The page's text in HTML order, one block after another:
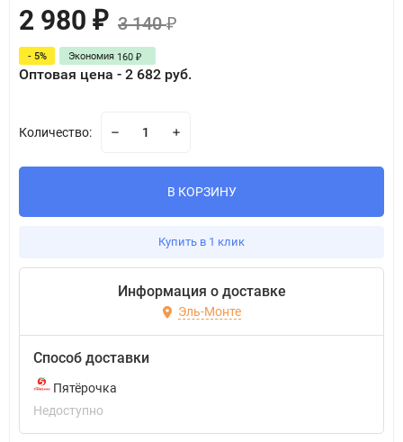
2 980 ₽ 3 140₽
- 5% Экономия 160 ₽
Оптовая цена - 2 682 руб.
Количество:
В КОРЗИНУ
Купить в 1 клик
Информация о доставке
Эль-Монте
Способ доставки
Пятёрочка
Недоступно